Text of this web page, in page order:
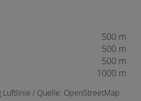
500 m
500 m
500 m
1000 m
Luftlinie / Quelle: OpenStreetMap